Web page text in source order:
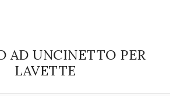
AD UNCINETTO PER
LAVETTE